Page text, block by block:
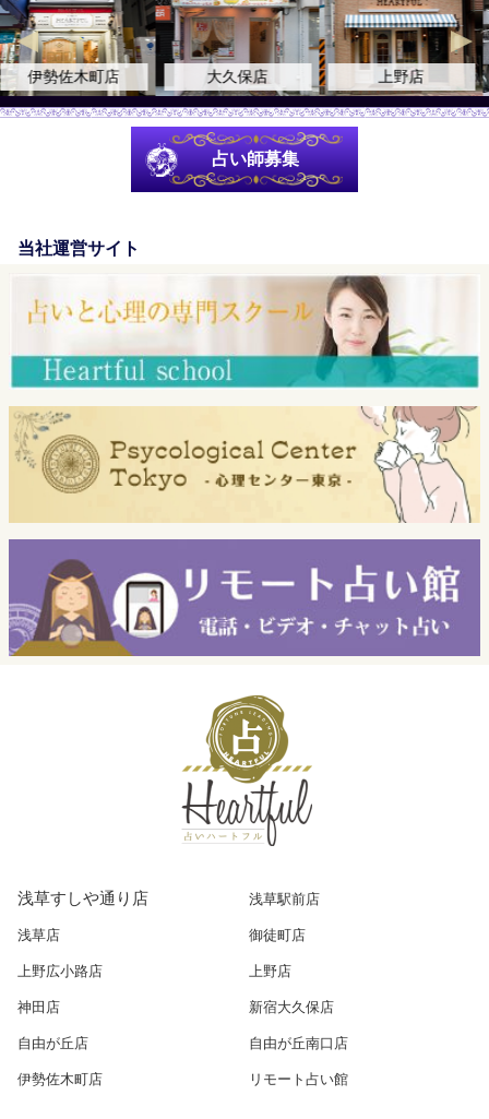
大久保店 上野店 自由が丘店
占い師募集
当社運営サイト
浅草すしや通り店
浅草駅前店
浅草店
御徒町店
上野広小路店
上野店
神田店
新宿大久保店
自由が丘店
自由が丘南口店
伊勢佐木町店
リモート占い館